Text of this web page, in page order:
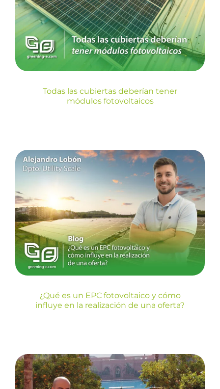
tener módulos fotovoltaicos
Blog
Todas las cubiertas deberían tener
módulos fotovoltaicos
¿Qué es un EPC fotovoltaico
y cómo influye en la
realización de una oferta?
Blog
¿Qué es un EPC fotovoltaico y cómo
influye en la realización de una oferta?